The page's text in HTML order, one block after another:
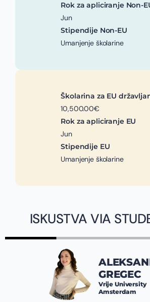
Rok za apliciranje Non-
Jun
Stipendije Non-EU
Umanjenje školarine
Školarina za EU
10,500.00€
Rok za apliciranje EU
Jun
Stipendije EU
Umanjenje školarine
ISKUSTVA VIA
GREGEC
Vrije University
Amsterdam